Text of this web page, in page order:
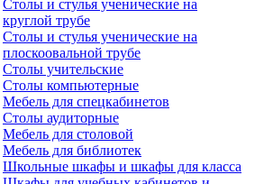
Столы и стулья ученические на
круглой трубе
Столы и стулья ученические на
плоскоовальной трубе
Столы учительские
Столы компьютерные
Мебель для спецкабинетов
Столы аудиторные
Мебель для столовой
Мебель для библиотек
Школьные шкафы и шкафы для класса